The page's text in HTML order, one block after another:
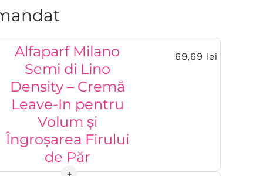
Alfaparf Milano
Semi di Lino
Density – Cremă
Leave-In pentru
Volum și
Îngroșarea Firului
de Păr
69,69 lei